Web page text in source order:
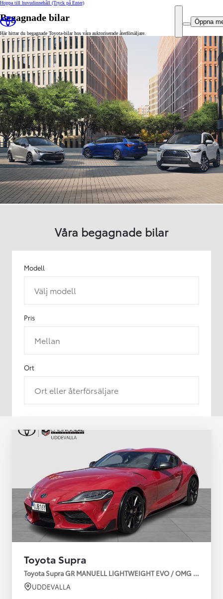
Hoppa till huvudinnehåll (Tryck på Enter)
Öppna
Begagnade bilar
Här hittar du begagnade Toyota-bilar hos våra auktoriserade återförsäljare.
Våra begagnade bilar
Modell
Välj modell
Pris
Mellan
Ort
Ort eller återförsäljare
Toyota Supra
Toyota Supra GR MANUELL LIGHTWEIGHT EVO / OMG LEV!
UDDEVALLA